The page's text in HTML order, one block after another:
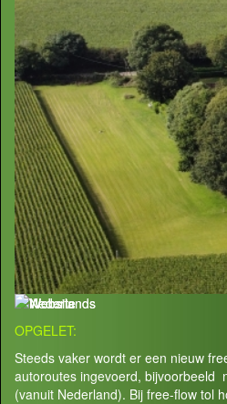
OPGELET:
Steeds vaker wordt er een nieuw
autoroutes ingevoerd, bijvoorbeeld
(vanuit Nederland). Bij free-flow tol